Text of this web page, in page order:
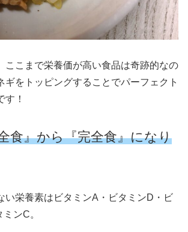
ここまで栄養価が高い食品は奇跡的なの
ギをトッピングすることでパーフェクト
す！
食』から『完全食』になり
い栄養素はビタミンA・ビタミンD・ビ
ンC。